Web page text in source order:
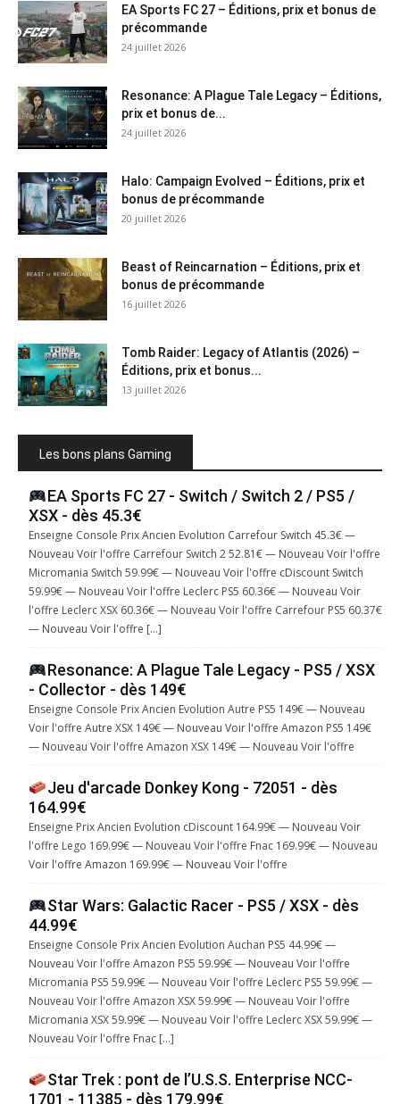
EA Sports FC 27 – Éditions, prix et bonus de
précommande
24 juillet 2026
Resonance: A Plague Tale Legacy – Éditions,
prix et bonus de...
24 juillet 2026
Halo: Campaign Evolved – Éditions, prix et
bonus de précommande
20 juillet 2026
Beast of Reincarnation – Éditions, prix et
bonus de précommande
16 juillet 2026
Tomb Raider: Legacy of Atlantis (2026) –
Éditions, prix et bonus...
13 juillet 2026
Les bons plans Gaming
EA Sports FC 27 - Switch / Switch 2 / PS5 /
XSX - dès 45.3€
Enseigne Console Prix Ancien Evolution Carrefour Switch 45.3€ —
Nouveau Voir l'offre Carrefour Switch 2 52.81€ — Nouveau Voir l'offre
Micromania Switch 59.99€ — Nouveau Voir l'offre cDiscount Switch
59.99€ — Nouveau Voir l'offre Leclerc PS5 60.36€ — Nouveau Voir
l'offre Leclerc XSX 60.36€ — Nouveau Voir l'offre Carrefour PS5 60.37€
— Nouveau Voir l'offre […]
Resonance: A Plague Tale Legacy - PS5 / XSX
- Collector - dès 149€
Enseigne Console Prix Ancien Evolution Autre PS5 149€ — Nouveau
Voir l'offre Autre XSX 149€ — Nouveau Voir l'offre Amazon PS5 149€
— Nouveau Voir l'offre Amazon XSX 149€ — Nouveau Voir l'offre
Jeu d'arcade Donkey Kong - 72051 - dès
164.99€
Enseigne Prix Ancien Evolution cDiscount 164.99€ — Nouveau Voir
l'offre Lego 169.99€ — Nouveau Voir l'offre Fnac 169.99€ — Nouveau
Voir l'offre Amazon 169.99€ — Nouveau Voir l'offre
Star Wars: Galactic Racer - PS5 / XSX - dès
44.99€
Enseigne Console Prix Ancien Evolution Auchan PS5 44.99€ —
Nouveau Voir l'offre Amazon PS5 59.99€ — Nouveau Voir l'offre
Micromania PS5 59.99€ — Nouveau Voir l'offre Leclerc PS5 59.99€ —
Nouveau Voir l'offre Amazon XSX 59.99€ — Nouveau Voir l'offre
Micromania XSX 59.99€ — Nouveau Voir l'offre Leclerc XSX 59.99€ —
Nouveau Voir l'offre Fnac […]
Star Trek : pont de l’U.S.S. Enterprise NCC-
1701 - 11385 - dès 179.99€